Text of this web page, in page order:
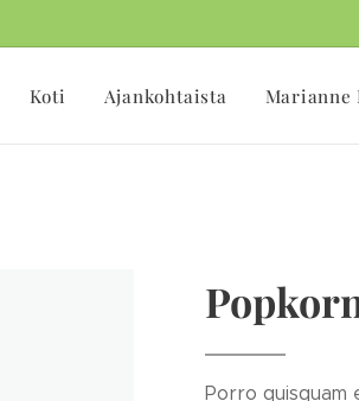
Koti Ajankohtaista Marianne
Porro quisquam